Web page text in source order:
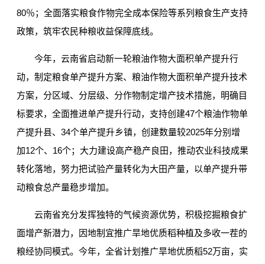
80％；全面落实粮食作物完全成本保险等系列粮食生产支持
政策，筑牢农民种粮收益保障底线。
今年，云南省启动新一轮粮油作物大面积单产提升行
动，制定粮食单产提升方案、粮油作物大面积单产提升技术
方案，分区域、分层级、分作物制定增产技术措施，明确目
标要求，全面推进单产提升行动，支持创建47个粮油作物单
产提升县、34个单产提升乡镇，创建数量较2025年分别增
加12个、16个；大力建设高产稳产良田，推动农业科技成果
转化落地，努力把试验产量转化为大田产量，以单产提升带
动粮食总产量稳步增加。
云南省充分发挥独特的气候资源优势，积极挖掘粮食扩
面增产新潜力，因地制宜推广旱地优质稻种植及多收一茬的
粮经协同模式。今年，全省计划推广旱地优质稻52万亩，实